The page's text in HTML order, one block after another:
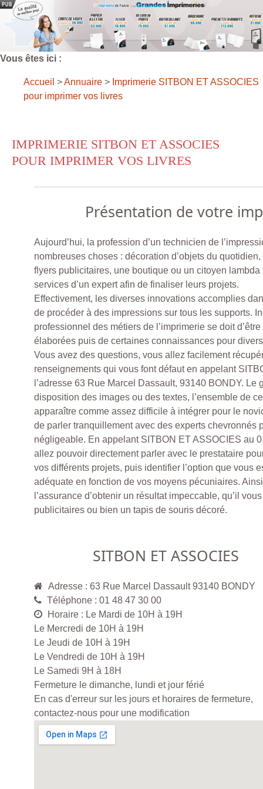
Vous êtes ici :
Accueil >Annuaire > Imprimerie SITBON ET ASSOCIES
pour imprimer vos livres
IMPRIMERIE SITBON ET ASSOCIES
POUR IMPRIMER VOS LIVRES
Présentation de votre
Aujourd’hui, la profession d’un technicien de
nombreuses choses : décoration d’objets du
flyers publicitaires, une boutique ou un citoyen lambda
services d’un expert afin de finaliser leurs projets.
Effectivement, les diverses innovations accomplies
de procéder à des impressions sur tous les supports.
professionnel des métiers de l’imprimerie se doit
élaborées puis de certaines connaissances pour
Vous avez des questions, vous allez facilement
renseignements qui vous font défaut en appelant
l’adresse 63 Rue Marcel Dassault, 93140 BONDY. Le
disposition des images ou des textes, l’ensemble de
apparaître comme assez difficile à intégrer pour le
de parler tranquillement avec des experts chevronnés
négligeable. En appelant SITBON ET ASSOCIES au
allez pouvoir directement parler avec le prestataire
vos différents projets, puis identifier l’option que vous
adéquate en fonction de vos moyens pécuniaires.
l’assurance d’obtenir un résultat impeccable, qu’il
publicitaires ou bien un tapis de souris décoré.
SITBON ET ASSOCIES
Adresse : 63 Rue Marcel Dassault 93140 BONDY
Téléphone : 01 48 47 30 00
Horaire : Le Mardi de 10H à 19H
Le Mercredi de 10H à 19H
Le Jeudi de 10H à 19H
Le Vendredi de 10H à 19H
Le Samedi 9H à 18H
Fermeture le dimanche, lundi et jour férié
En cas d'erreur sur les jours et horaires de fermeture,
contactez-nous pour une modification